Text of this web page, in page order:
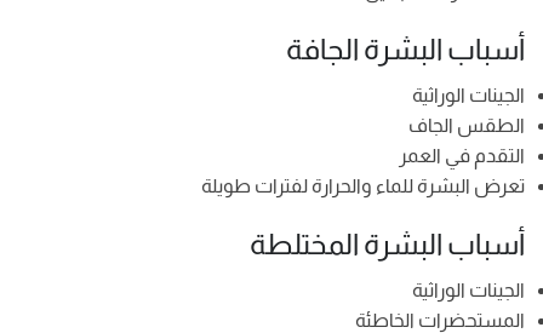
أسباب البشرة الجافة
الجينات الوراثية
الطقس الجاف
التقدم في العمر
تعرض البشرة للماء والحرارة لفترات طويلة
أسباب البشرة المختلطة
الجينات الوراثية
المستحضرات الخاطئة